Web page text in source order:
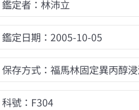
鑑定者：林沛立
鑑定日期：2005-10-05
保存方式：福馬林固定異丙醇
科號：F304